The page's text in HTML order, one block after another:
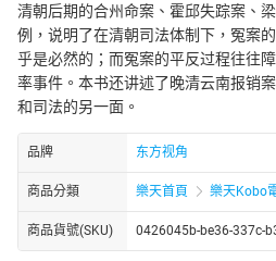
清朝后期的合州命案、霍邱失踪案、
例，说明了在清朝司法体制下，冤案
乎是必然的；而冤案的平反过程往往
率事件。本书还讲述了晚清云南报销
和司法的另一面。
品牌 东方视角
商品分類 樂天首頁 樂天Kobo
商品貨號(SKU) 0426045b-be36-337c-